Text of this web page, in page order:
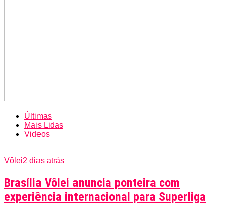
Últimas
Mais Lidas
Videos
Vôlei2 dias atrás
Brasília Vôlei anuncia ponteira com
experiência internacional para Superliga